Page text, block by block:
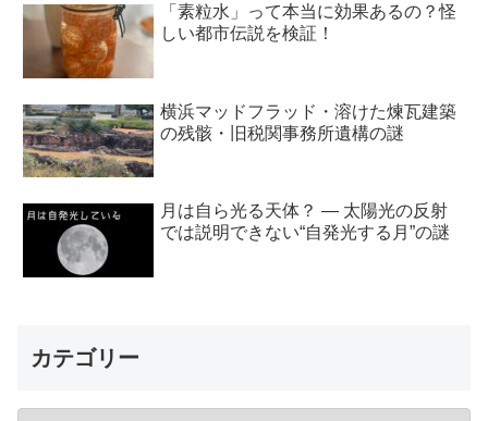
「素粒水」って本当に効果あるの？怪
しい都市伝説を検証！
横浜マッドフラッド・溶けた煉瓦建築
の残骸・旧税関事務所遺構の謎
月は自ら光る天体？ ― 太陽光の反射
では説明できない“自発光する月”の謎
カテゴリー